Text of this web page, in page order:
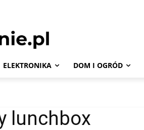
ELEKTRONIKA DOM I OGRÓD
lunchbox